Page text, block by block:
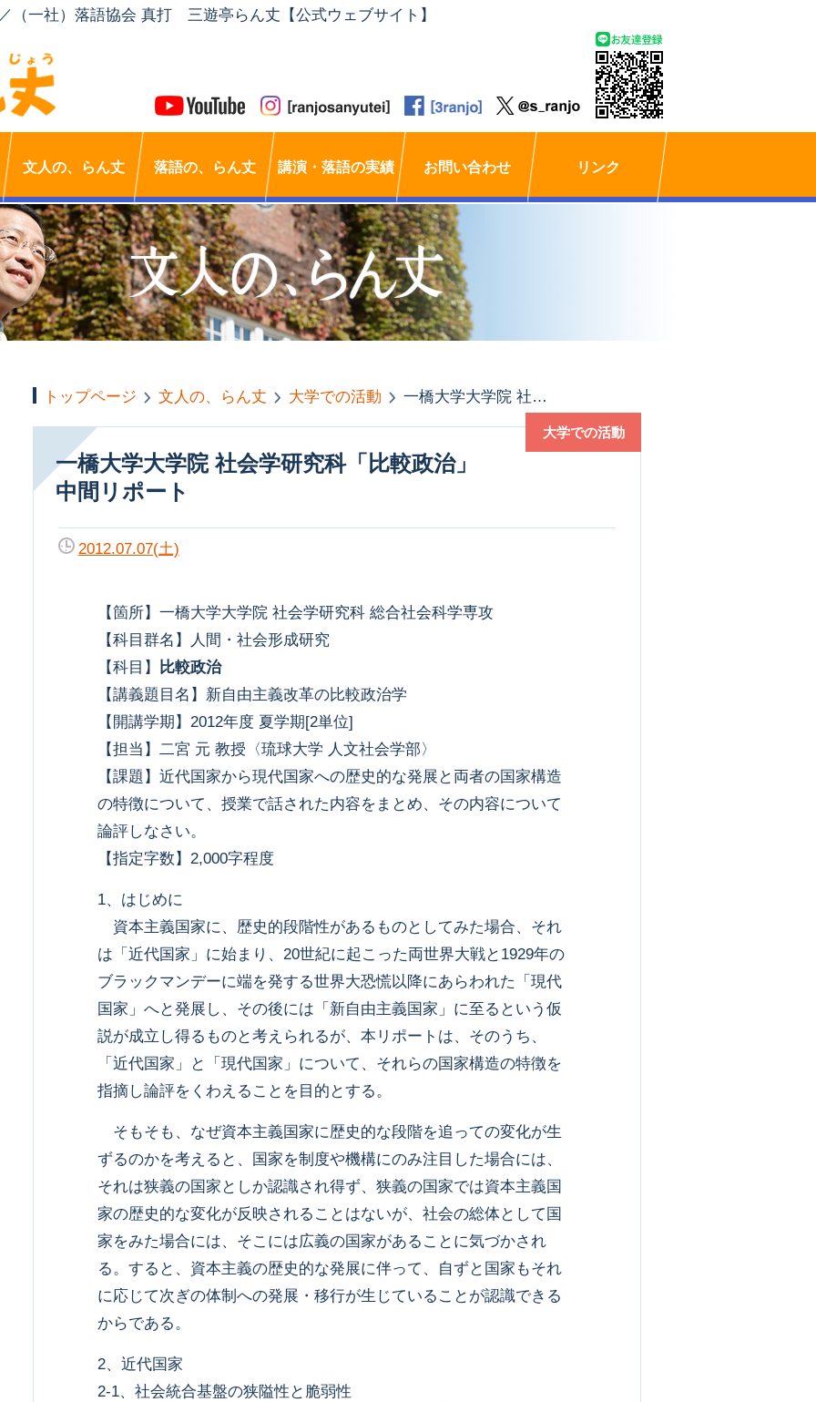
（一社）落語協会 真打 三遊亭らん丈【公式ウェブサイト】
文人の、らん丈 落語の、らん丈 講演・落語の実績 お問い合わせ リンク
トップページ 文人の、らん丈 大学での活動 一橋大学大学院 社会学研究科「比較政治」中間リポート
一橋大学大学院 社会学研究科「比較政治」
中間リポート
大学での活動
2012.07.07(土)
【箇所】一橋大学大学院 社会学研究科 総合社会科学専攻
【科目群名】人間・社会形成研究
【科目】
比較政治
【講義題目名】新自由主義改革の比較政治学
【開講学期】2012年度 夏学期[2単位]
【担当】二宮 元 教授〈琉球大学 人文社会学部〉
【課題】近代国家から現代国家への歴史的な発展と両者の国家構造
の特徴について、授業で話された内容をまとめ、その内容について
論評しなさい。
【指定字数】2,000字程度
1、はじめに
資本主義国家に、歴史的段階性があるものとしてみた場合、それ
は「近代国家」に始まり、20世紀に起こった両世界大戦と1929年の
ブラックマンデーに端を発する世界大恐慌以降にあらわれた「現代
国家」へと発展し、その後には「新自由主義国家」に至るという仮
説が成立し得るものと考えられるが、本リポートは、そのうち、
「近代国家」と「現代国家」について、それらの国家構造の特徴を
指摘し論評をくわえることを目的とする。
そもそも、なぜ資本主義国家に歴史的な段階を追っての変化が生
ずるのかを考えると、国家を制度や機構にのみ注目した場合には、
それは狭義の国家としか認識され得ず、狭義の国家では資本主義国
家の歴史的な変化が反映されることはないが、社会の総体として国
家をみた場合には、そこには広義の国家があることに気づかされ
る。すると、資本主義の歴史的な発展に伴って、自ずと国家もそれ
に応じて次ぎの体制への発展・移行が生じていることが認識できる
からである。
2、近代国家
2-1、社会統合基盤の狭隘性と脆弱性